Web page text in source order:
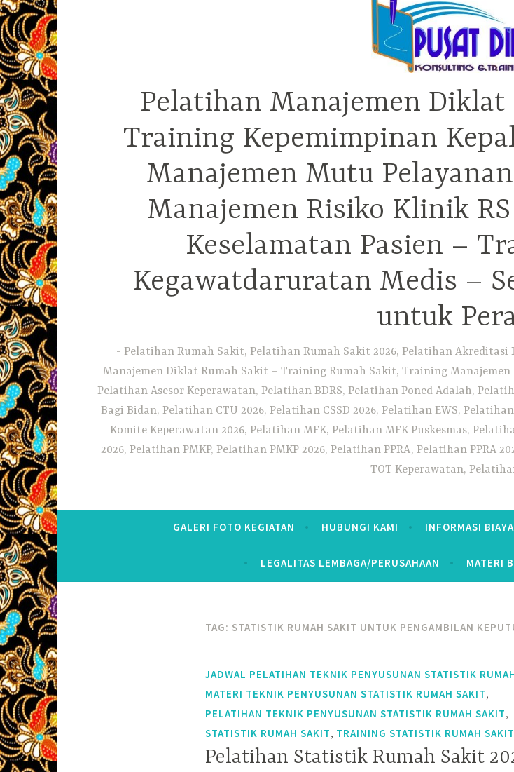
Pelatihan Manajemen Diklat
Training Kepemimpinan
Manajemen Mutu
Manajemen Risiko Klinik
Keselamatan Pasien –
Kegawatdaruratan Medis –
untuk
Pelatihan Rumah Sakit, Pelatihan Rumah Sakit 2026, Pelatihan
Manajemen Diklat Rumah Sakit – Training Rumah Sakit, Training
Pelatihan Asesor Keperawatan, Pelatihan BDRS, Pelatihan Poned Adalah,
Bagi Bidan, Pelatihan CTU 2026, Pelatihan CSSD 2026, Pelatihan EWS,
Komite Keperawatan 2026, Pelatihan MFK, Pelatihan MFK Puskesmas,
2026, Pelatihan PMKP, Pelatihan PMKP 2026, Pelatihan PPRA, Pelatihan PPRA
TOT Keperawatan,
GALERI FOTO KEGIATAN HUBUNGI KAMI INFORMASI
LEGALITAS LEMBAGA/PERUSAHAAN MATERI
TAG: STATISTIK RUMAH SAKIT UNTUK PENGAMBILAN
JADWAL PELATIHAN TEKNIK PENYUSUNAN STATISTIK
MATERI TEKNIK PENYUSUNAN STATISTIK RUMAH SAKIT,
PELATIHAN TEKNIK PENYUSUNAN STATISTIK RUMAH SAKIT,
STATISTIK RUMAH SAKIT, TRAINING STATISTIK RUMAH SAKIT
Pelatihan Statistik Rumah Sakit